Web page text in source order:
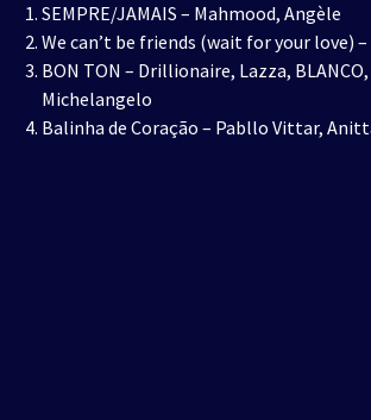
SEMPRE/JAMAIS – Mahmood, Angèle
We can’t be friends (wait for your love) –
BON TON – Drillionaire, Lazza,
Michelangelo
Balinha de Coração – Pabllo Vittar,